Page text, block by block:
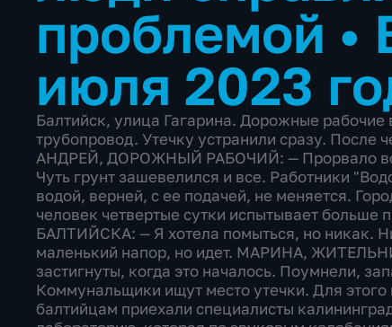
проблемой •
июля 2023
Балтийск, улица Гагарина. Дорожные
трубопровод. Утечку устранили сразу. После
АНДРЕЙ, ДОРОЖНЫЙ РАБОЧИЙ: — Прорвало
Чуть грунт зашевелился и все. Работники
водой, верней, с ее подачей, не меняется.
человек четвертые сутки испытывает
БАЛТИЙСКА: — Я хотела помыться, но никак.
маленький напор, но идет. МАРИНА,
застигнуты, когда это началось. Поумнели,
Коммунальщики ищут место утечки. Для
балтийцам приехали специалисты